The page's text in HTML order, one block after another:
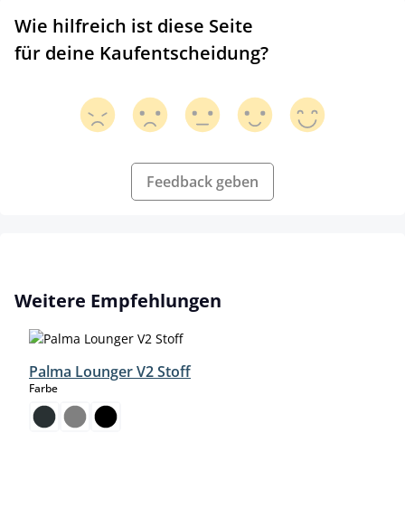
Wie hilfreich ist diese Seite
für deine Kaufentscheidung?
Feedback geben
Produktgalerie überspringen
Weitere Empfehlungen
Palma Lounger V2 Stoff
Farbeauswählen